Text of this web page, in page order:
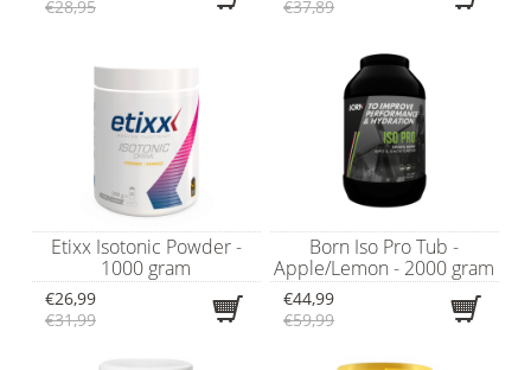
€28,95
€37,89
Etixx Isotonic Powder -
1000 gram
€26,99
€31,99
Born Iso Pro Tub -
Apple/Lemon - 2000 gram
€44,99
€59,99